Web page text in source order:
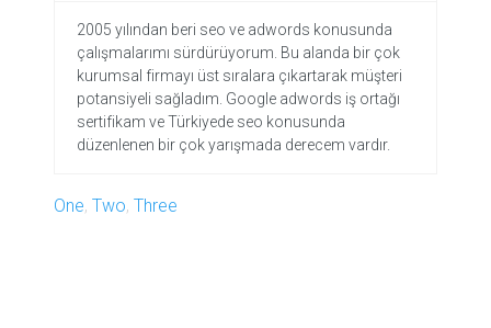
2005 yılından beri seo ve adwords konusunda
çalışmalarımı sürdürüyorum. Bu alanda bir çok
kurumsal firmayı üst sıralara çıkartarak müşteri
potansiyeli sağladım. Google adwords iş ortağı
sertifikam ve Türkiyede seo konusunda
düzenlenen bir çok yarışmada derecem vardır.
One, Two, Three